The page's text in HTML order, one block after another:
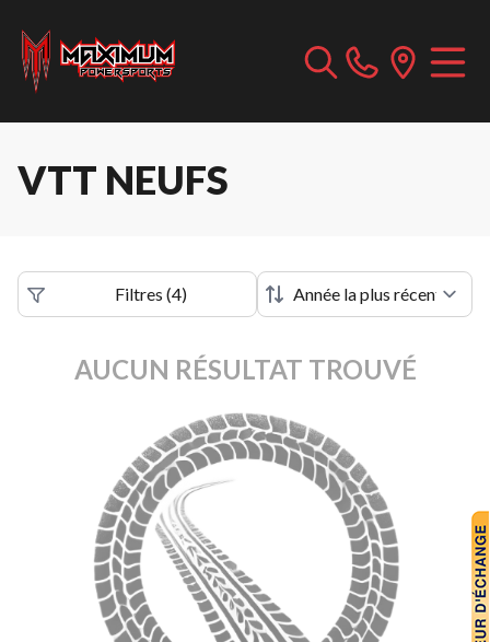
VTT NEUFS
Filtres (4)
AUCUN RÉSULTAT TROUVÉ